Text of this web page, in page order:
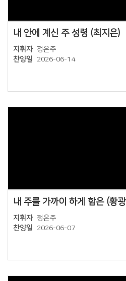
내 안에 계신 주 성령 (최지은)
지휘자 정은주
찬양일
2026-06-14
내 주를 가까이 하게 함은 (황
지휘자 정은주
찬양일
2026-06-07